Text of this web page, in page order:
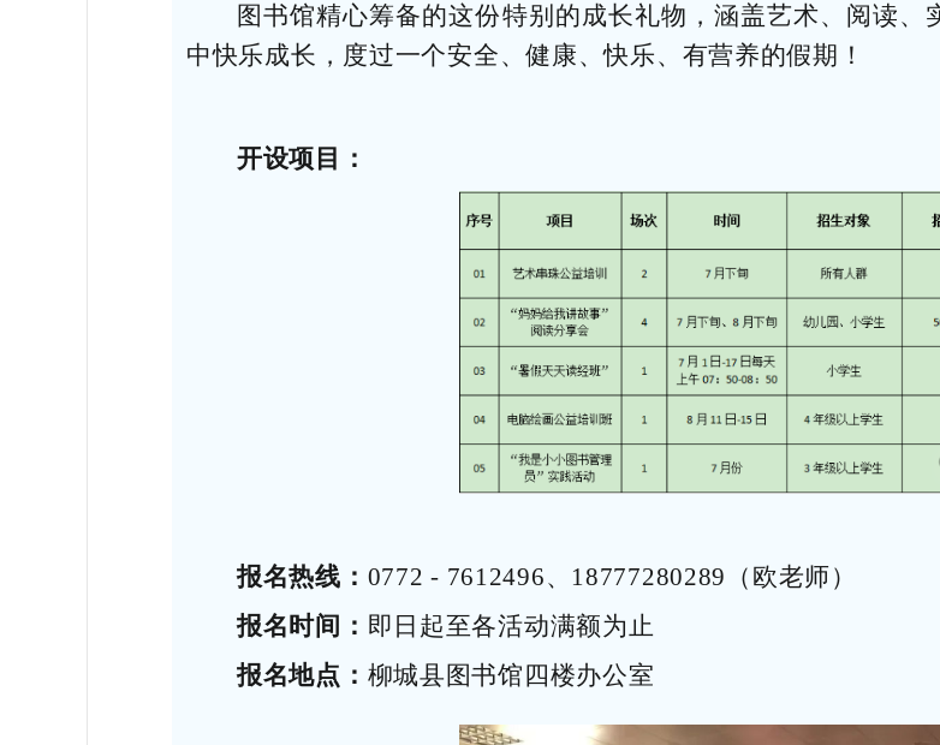
图书馆精心筹备的这份特别的成长礼物，涵盖艺术、阅读
中快乐成长，度过一个安全、健康、快乐、有营养的假期！
开设项目：
报名热线： 0772 - 7612496、18777280289（欧老师）
报名时间： 即日起至各活动满额为止
报名地点： 柳城县图书馆四楼办公室